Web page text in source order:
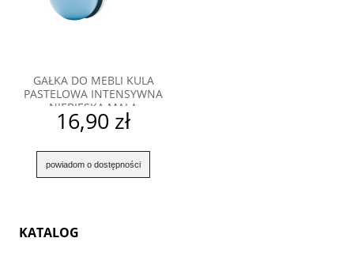
GAŁKA DO MEBLI KULA
PASTELOWA INTENSYWNA
NIEBIESKA MAŁA
16,90 zł
powiadom o dostępności
KATALOG